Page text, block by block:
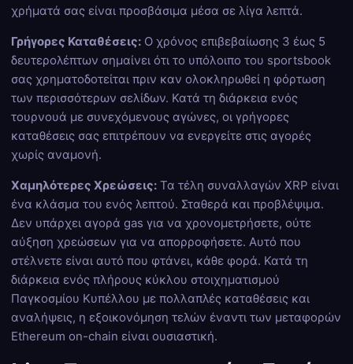
χρήματά σας είναι προσβάσιμα μέσα σε λίγα λεπτά.
Γρήγορες Καταθέσεις: Ο χρόνος επιβεβαίωσης 3 έως 5
δευτερολέπτων σημαίνει ότι το υπόλοιπο του sportsbook
σας χρηματοδοτείται πριν καν ολοκληρωθεί η φόρτωση
των περισσότερων σελίδων. Κατά τη διάρκεια ενός
τουρνουά με συνεχόμενους αγώνες, οι γρήγορες
καταθέσεις σας επιτρέπουν να ενεργείτε στις αγορές
χωρίς αναμονή.
Χαμηλότερες Χρεώσεις: Τα τέλη συναλλαγών XRP είναι
ένα κλάσμα του ενός λεπτού. Σταθερά και προβλέψιμα.
Δεν υπάρχει αγορά gas για να χρονομετρήσετε, ούτε
αύξηση χρεώσεων για να απορροφήσετε. Αυτό που
στέλνετε είναι αυτό που φτάνει, κάθε φορά. Κατά τη
διάρκεια ενός πλήρους κύκλου στοιχηματισμού
Παγκοσμίου Κυπέλλου με πολλαπλές καταθέσεις και
αναλήψεις, η εξοικονόμηση τελών έναντι των μεταφορών
Ethereum on-chain είναι ουσιαστική.